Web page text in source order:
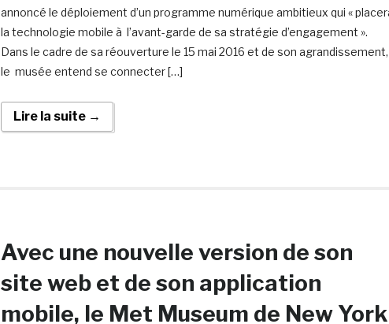
annoncé le déploiement d’un programme numérique ambitieux qui «
la technologie mobile à l’avant-garde de sa stratégie d’engagement ».
Dans le cadre de sa réouverture le 15 mai 2016 et de son agrandissement,
le musée entend se connecter […]
Lire la suite →
Avec une nouvelle version de son
site web et de son application
mobile, le Met Museum de New York